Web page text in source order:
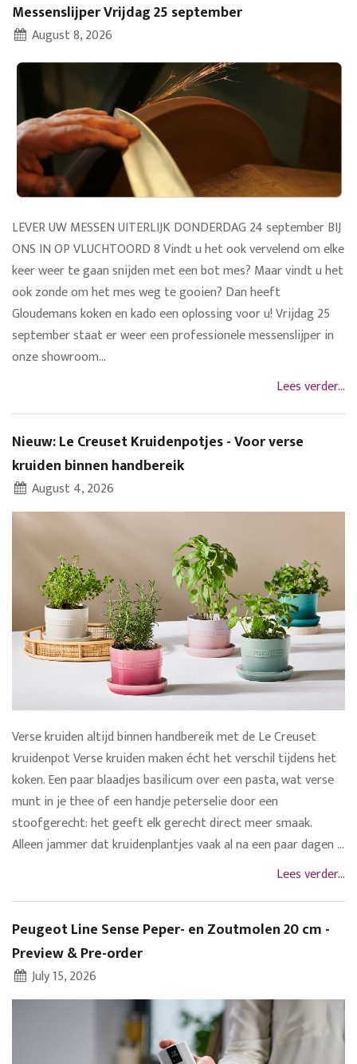
Messenslijper Vrijdag 25 september
August 8, 2026
LEVER UW MESSEN UITERLIJK DONDERDAG 24 september BIJ
ONS IN OP VLUCHTOORD 8 Vindt u het ook vervelend om elke
keer weer te gaan snijden met een bot mes? Maar vindt u het
ook zonde om het mes weg te gooien? Dan heeft
Gloudemans koken en kado een oplossing voor u! Vrijdag 25
september staat er weer een professionele messenslijper in
onze showroom...
Lees verder...
Nieuw: Le Creuset Kruidenpotjes - Voor verse
kruiden binnen handbereik
August 4, 2026
Verse kruiden altijd binnen handbereik met de Le Creuset
kruidenpot Verse kruiden maken écht het verschil tijdens het
koken. Een paar blaadjes basilicum over een pasta, wat verse
munt in je thee of een handje peterselie door een
stoofgerecht: het geeft elk gerecht direct meer smaak.
Alleen jammer dat kruidenplantjes vaak al na een paar dagen ...
Lees verder...
Peugeot Line Sense Peper- en Zoutmolen 20 cm -
Preview & Pre-order
July 15, 2026